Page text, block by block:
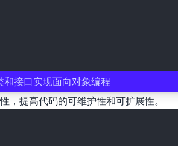
和接口实现面向对象编程
提高代码的可维护性和可扩展性。